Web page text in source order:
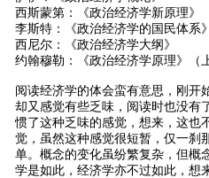
西斯蒙第：《政治经济学新原理》
李斯特：《政治经济学的国民体系
西尼尔：《政治经济学大纲》
约翰穆勒：《政治经济学原理》（
阅读经济学的体会蛮有意思，刚开
却又感觉有些乏味，阅读时也没有
惯了这种乏味的感觉，想来，这也
觉，虽然这种感觉很短暂，仅一刹
单。概念的变化虽纷繁复杂，但概
学是如此，经济学亦不过如此，想